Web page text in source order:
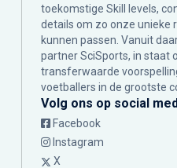
toekomstige Skill levels,
details om zo onze unieke
kunnen passen. Vanuit
partner SciSports, in staat
transferwaarde
voetballers in de grootste
Volg ons op social
Facebook
Instagram
X